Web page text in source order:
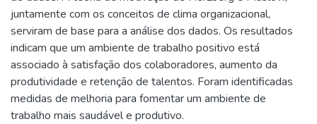
juntamente com os conceitos de clima organizacional,
serviram de base para a análise dos dados. Os resultados
indicam que um ambiente de trabalho positivo está
associado à satisfação dos colaboradores, aumento da
produtividade e retenção de talentos. Foram identificadas
medidas de melhoria para fomentar um ambiente de
trabalho mais saudável e produtivo.